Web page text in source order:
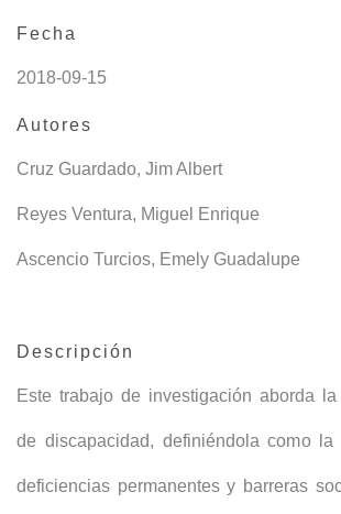
Fecha
2018-09-15
Autores
Cruz Guardado, Jim Albert
Reyes Ventura, Miguel Enrique
Ascencio Turcios, Emely Guadalupe
Descripción
Este trabajo de investigación aborda
de discapacidad, definiéndola como la
deficiencias permanentes y barreras